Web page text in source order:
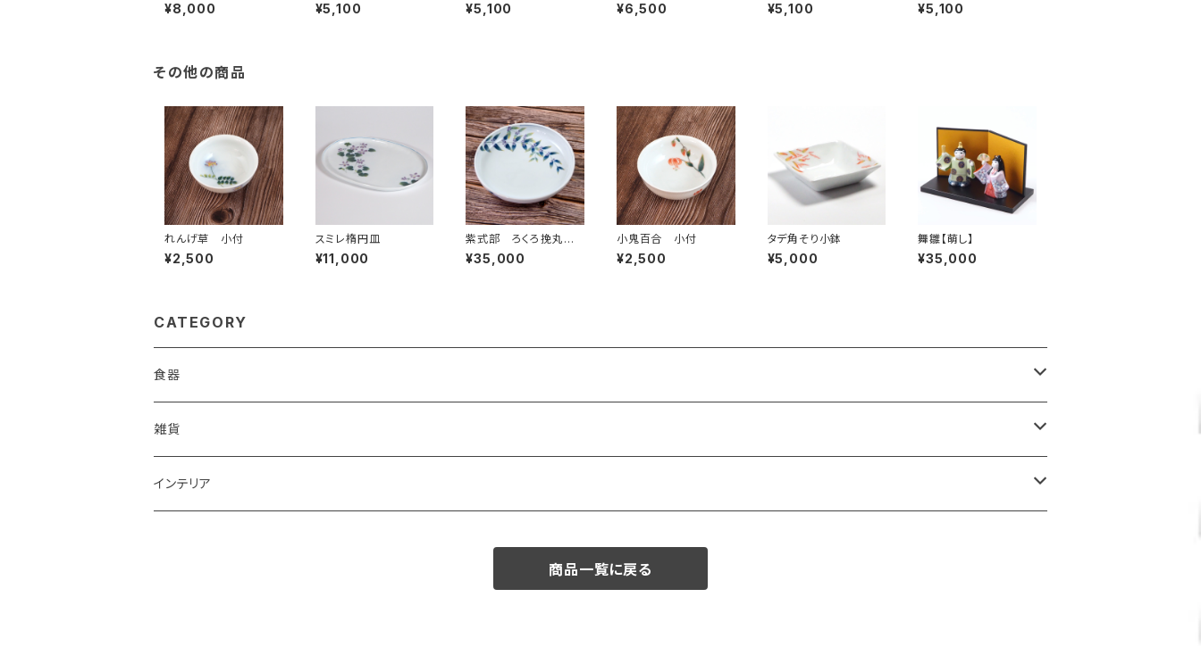
¥8,000 ¥5,100 ¥5,100 ¥6,500 ¥5,100 ¥5,100
その他の商品
れんげ草 小付
¥2,500
スミレ楕円皿
¥11,000
紫式部 ろくろ挽丸深
皿
¥35,000
小鬼百合 小付
¥2,500
タデ角そり小鉢
¥5,000
舞雛【萌し】
¥35,000
CATEGORY
食器
鉢
楕円大鉢
皿
雑貨
箸置き
インテリア
商品一覧に戻る